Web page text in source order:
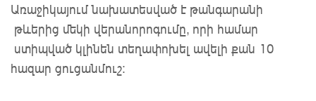
Առաջիկայում նախատեսված է թանգարանի
թևերից մեկի վերանորոգումը, որի համար
ստիպված կլինեն տեղափոխել ավելի քան 10
հազար ցուցանմուշ: